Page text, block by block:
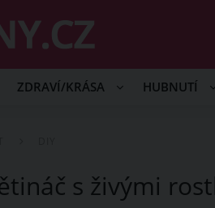
ZDRAVÍ/KRÁSA HUBNUTÍ
s živými